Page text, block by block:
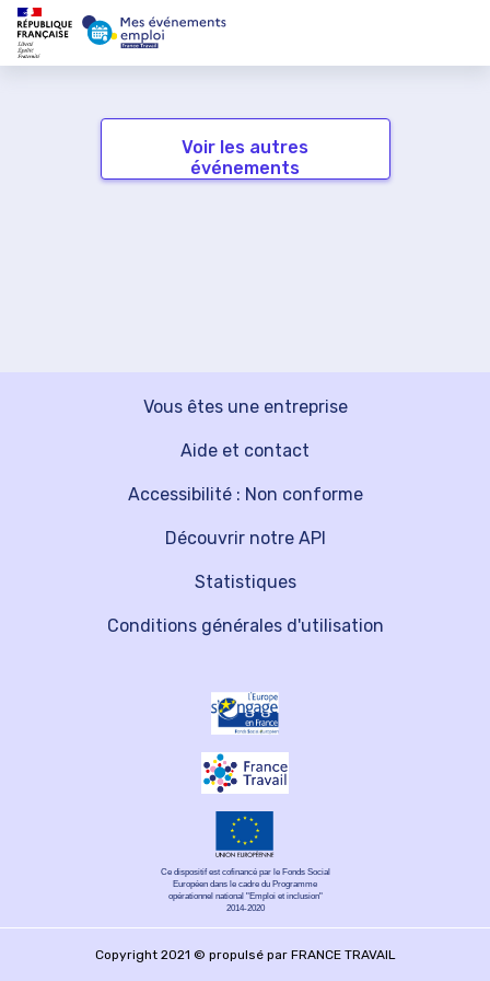
Voir les autres
événements
Vous êtes une entreprise
Découvrir notre API
Aide et contact
Statistiques
Accessibilité : Non conforme
Conditions générales d'utilisation
Ce dispositif est cofinancé par le Fonds Social
Européen dans le cadre du Programme
opérationnel national "Emploi et inclusion"
2014-2020
Copyright 2021 © propulsé par FRANCE TRAVAIL